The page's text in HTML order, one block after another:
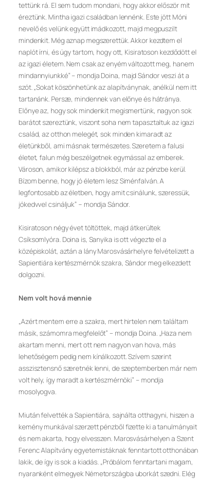
tettünk rá. El sem tudom mondani, hogy akkor először mit
éreztünk. Mintha igazi családban lennénk. Este jött Móni
nevelő és velünk együtt imádkozott, majd megpuszilt
mindenkit. Még aznap megszerettük. Akkor kezdtem el
naplót írni, és úgy tartom, hogy ott, Kisiratoson kezdődött el
az igazi életem. Nem csak az enyém változott meg, hanem
mindannyiunkké” – mondja Doina, majd Sándor veszi át a
szót. „Sokat köszönhetünk az alapítványnak, anélkül nem itt
tartanánk. Persze, mindennek van előnye és hátránya.
Előnye az, hogy sok mindenkit megismertünk, nagyon sok
barátot szereztünk, viszont soha nem tapasztaltuk az igazi
család, az otthon melegét, sok minden kimaradt az
életünkből, ami másnak természetes. Szeretem a falusi
életet, falun még beszélgetnek egymással az emberek.
Városon, amikor kilépsz a blokkból, már az pénzbe kerül.
Bízom benne, hogy jó életem lesz Siménfalván. A
legfontosabb az életben, hogy amit csinálunk, szeressük,
jókedvvel csináljuk” – mondja Sándor.
Kisiratoson négy évet töltöttek, majd átkerültek
Csíksomlyóra. Doina is, Sanyika is ott végezte el a
középiskolát, aztán a lány Marosvásárhelyre felvételizett a
Sapientiára kertészmérnök szakra, Sándor meg elkezdett
dolgozni.
Nem volt hová mennie
„Azért mentem erre a szakra, mert hirtelen nem találtam
másik, számomra megfelelőt” – mondja Doina. „Haza nem
akartam menni, mert ott nem nagyon van hova, más
lehetőségem pedig nem kínálkozott. Szívem szerint
asszisztensnő szeretnék lenni, de szeptemberben már nem
volt hely, így maradt a kertészmérnöki” – mondja
mosolyogva.
Miután felvették a Sapientiára, sajnálta otthagyni, hiszen a
kemény munkával szerzett pénzből fizette ki a tanulmányait
és nem akarta, hogy elvesszen. Marosvásárhelyen a Szent
Ferenc Alapítvány egyetemistáknak fenntartott otthonában
lakik, de így is sok a kiadás. „Próbálom fenntartani magam,
nyaranként elmegyek Németországba uborkát szedni. Elég